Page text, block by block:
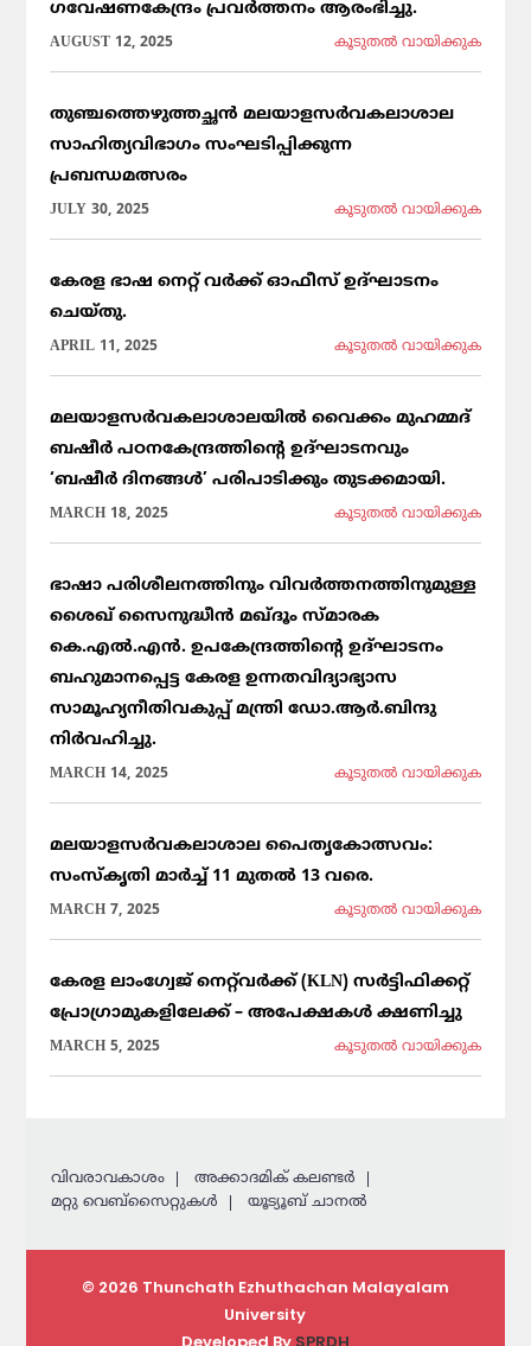
ഗവേഷണകേന്ദ്രം പ്രവർത്തനം ആരംഭിച്ചു.
AUGUST 12, 2025 കൂടുതല്‍ വായിക്കുക
തുഞ്ചത്തെഴുത്തച്ഛൻ മലയാളസർവകലാശാല
സാഹിത്യവിഭാഗം സംഘടിപ്പിക്കുന്ന
പ്രബന്ധമത്സരം
JULY 30, 2025 കൂടുതല്‍ വായിക്കുക
കേരള ഭാഷ നെറ്റ് വർക്ക് ഓഫീസ് ഉദ്ഘാടനം
ചെയ്തു.
APRIL 11, 2025 കൂടുതല്‍ വായിക്കുക
മലയാളസർവകലാശാലയിൽ വൈക്കം മുഹമ്മദ്
ബഷീർ പഠനകേന്ദ്രത്തിന്റെ ഉദ്ഘാടനവും
‘ബഷീർ ദിനങ്ങൾ’ പരിപാടിക്കും തുടക്കമായി.
MARCH 18, 2025 കൂടുതല്‍ വായിക്കുക
ഭാഷാ പരിശീലനത്തിനും വിവർത്തനത്തിനുമുള്ള
ശൈഖ് സൈനുദ്ധീൻ മഖ്ദൂം സ്മാരക
കെ.എൽ.എൻ. ഉപകേന്ദ്രത്തിന്റെ ഉദ്ഘാടനം
ബഹുമാനപ്പെട്ട കേരള ഉന്നതവിദ്യാഭ്യാസ
സാമൂഹ്യനീതിവകുപ്പ് മന്ത്രി ഡോ.ആർ.ബിന്ദു
നിർവഹിച്ചു.
MARCH 14, 2025 കൂടുതല്‍ വായിക്കുക
മലയാളസർവകലാശാല പൈതൃകോത്സവം:
സംസ്കൃതി മാർച്ച് 11 മുതൽ 13 വരെ.
MARCH 7, 2025 കൂടുതല്‍ വായിക്കുക
കേരള ലാംഗ്വേജ് നെറ്റ്‌വർക്ക് (KLN) സർട്ടിഫിക്കറ്റ്
പ്രോഗ്രാമുകളിലേക്ക് – അപേക്ഷകൾ ക്ഷണിച്ചു
MARCH 5, 2025 കൂടുതല്‍ വായിക്കുക
വിവരാവകാശം
അക്കാദമിക് കലണ്ടര്‍
മറ്റു വെബ്സൈറ്റുകള്‍
യൂട്യൂബ് ചാനൽ
© 2026 Thunchath Ezhuthachan Malayalam
University